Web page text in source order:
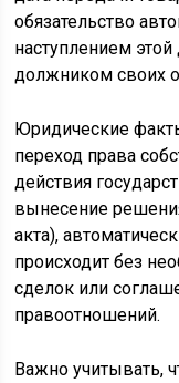
обязательство
наступлением
должником своих
Юридические
переход права
действия
вынесение
акта),
происходит без
сделок или
правоотношений.
Важно учитывать,